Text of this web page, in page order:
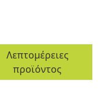
Λεπτομέρειες
προϊόντος